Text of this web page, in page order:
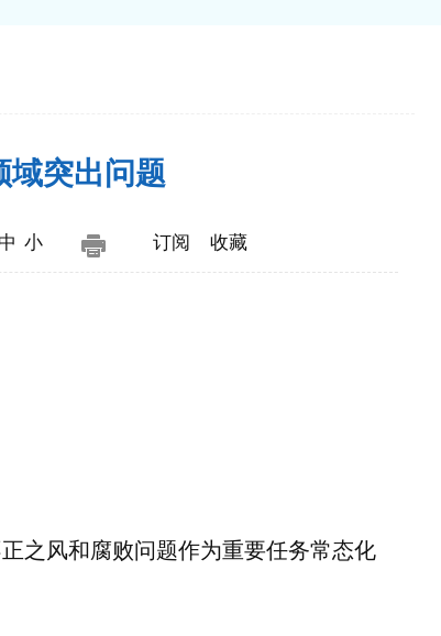
域突出问题
中 小 订阅 收藏
之风和腐败问题作为重要任务常态化